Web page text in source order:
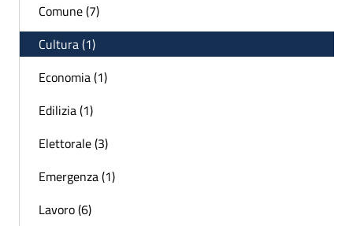
Comune (7)
Cultura (1)
Economia (1)
Edilizia (1)
Elettorale (3)
Emergenza (1)
Lavoro (6)